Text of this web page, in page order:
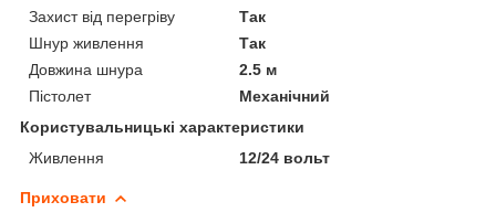
Захист від перегріву
Так
Шнур живлення
Так
Довжина шнура
2.5 м
Пістолет
Механічний
Користувальницькі характеристики
Живлення
12/24 вольт
Приховати